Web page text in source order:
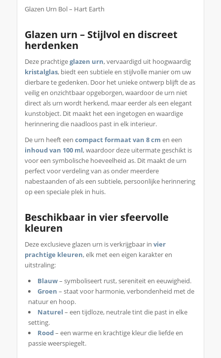
Glazen Urn Bol – Hart Earth
Glazen urn – Stijlvol en discreet
herdenken
Deze prachtigeglazen urn, vervaardigd uit hoogwaardig
kristalglas, biedt een subtiele en stijlvolle manier om uw
dierbare te gedenken. Door het unieke ontwerp blijft de as
veilig en onzichtbaar opgeborgen, waardoor de urn niet
direct als urn wordt herkend, maar eerder als een elegant
kunstobject. Dit maakt het een ingetogen en waardige
herinnering die naadloos past in elk interieur.
De urn heeft een compact formaat van 8 cm en een
inhoud van 100 ml, waardoor deze uitermate geschikt is
voor een symbolische hoeveelheid as. Dit maakt de urn
perfect voor verdeling van as onder meerdere
nabestaanden of als een subtiele, persoonlijke herinnering
op een speciale plek in huis.
Beschikbaar in vier sfeervolle
kleuren
Deze exclusieve glazen urn is verkrijgbaar in vier
prachtige kleuren, elk met een eigen karakter en
uitstraling:
Blauw– symboliseert rust, sereniteit en eeuwigheid.
Groen – staat voor harmonie, verbondenheid met de
natuur en hoop.
Naturel – een tijdloze, neutrale tint die past in elke
setting.
Rood– een warme en krachtige kleur die liefde en
passie weerspiegelt.